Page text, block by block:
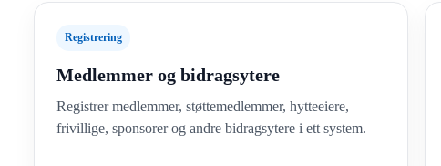
Registrering
Medlemmer og bidragsytere
Registrer medlemmer, støttemedlemmer, hytteeiere,
frivillige, sponsorer og andre bidragsytere i ett system.